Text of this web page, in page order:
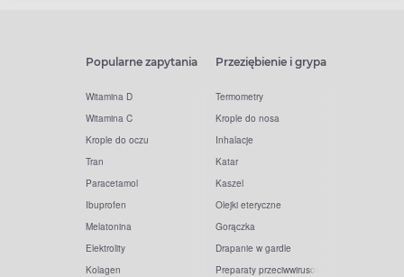
Popularne zapytania
Witamina D
Witamina C
Krople do oczu
Tran
Paracetamol
Ibuprofen
Melatonina
Elektrolity
Kolagen
Przeziębienie i grypa
Termometry
Krople do nosa
Inhalacje
Katar
Kaszel
Olejki eteryczne
Gorączka
Drapanie w gardle
Preparaty przeciwwirusowe